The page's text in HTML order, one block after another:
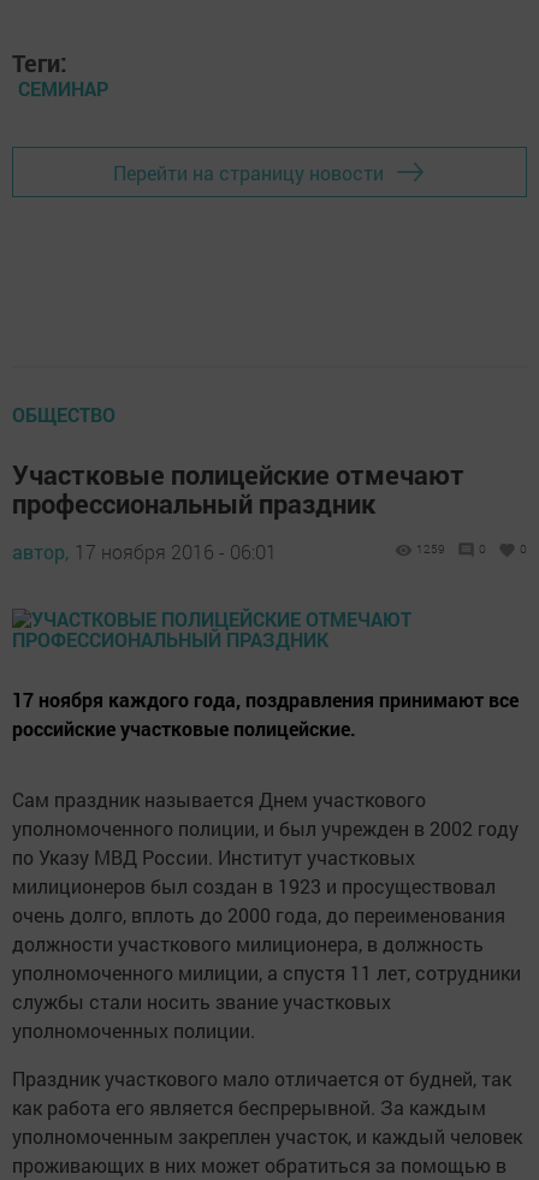
Теги:
СЕМИНАР
Перейти на страницу новости
ОБЩЕСТВО
Участковые полицейские отмечают
профессиональный праздник
автор, 17 ноября 2016 - 06:01 1259 0 0
17 ноября каждого года, поздравления принимают все
российские участковые полицейские.
Сам праздник называется Днем участкового
уполномоченного полиции, и был учрежден в 2002 году
по Указу МВД России. Институт участковых
милиционеров был создан в 1923 и просуществовал
очень долго, вплоть до 2000 года, до переименования
должности участкового милиционера, в должность
уполномоченного милиции, а спустя 11 лет, сотрудники
службы стали носить звание участковых
уполномоченных полиции.
Праздник участкового мало отличается от будней, так
как работа его является беспрерывной. За каждым
уполномоченным закреплен участок, и каждый человек
проживающих в них может обратиться за помощью в